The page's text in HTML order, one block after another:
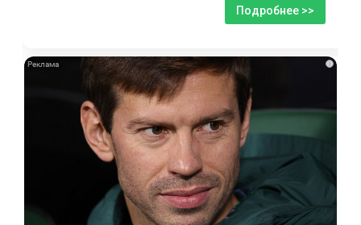
Подробнее >>
i